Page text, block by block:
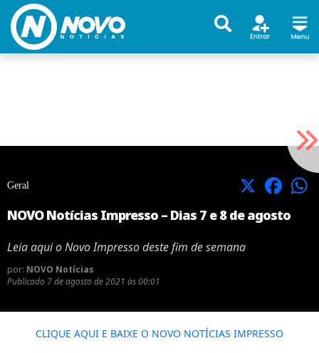
Geral X Facebook
NOVO Notícias Impresso – Dias 7 e 8 de agosto
Leia aqui o Novo Impresso deste fim de semana
por: NOVO Notícias
Publicado 7 de agosto de 2021 às 00:01
CLIQUE AQUI E BAIXE O NOVO NOTÍCIAS IMPRESSO